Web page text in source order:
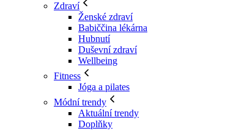
Zdraví
Ženské zdraví
Babiččina lékárna
Hubnutí
Duševní zdraví
Wellbeing
Fitness
Jóga a pilates
Módní trendy
Aktuální trendy
Doplňky